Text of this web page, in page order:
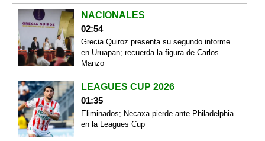
NACIONALES
02:54
Grecia Quiroz presenta su segundo informe
en Uruapan; recuerda la figura de Carlos
Manzo
LEAGUES CUP 2026
01:35
Eliminados; Necaxa pierde ante Philadelphia
en la Leagues Cup